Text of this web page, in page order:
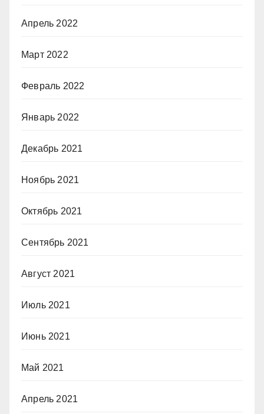
Апрель 2022
Март 2022
Февраль 2022
Январь 2022
Декабрь 2021
Ноябрь 2021
Октябрь 2021
Сентябрь 2021
Август 2021
Июль 2021
Июнь 2021
Май 2021
Апрель 2021